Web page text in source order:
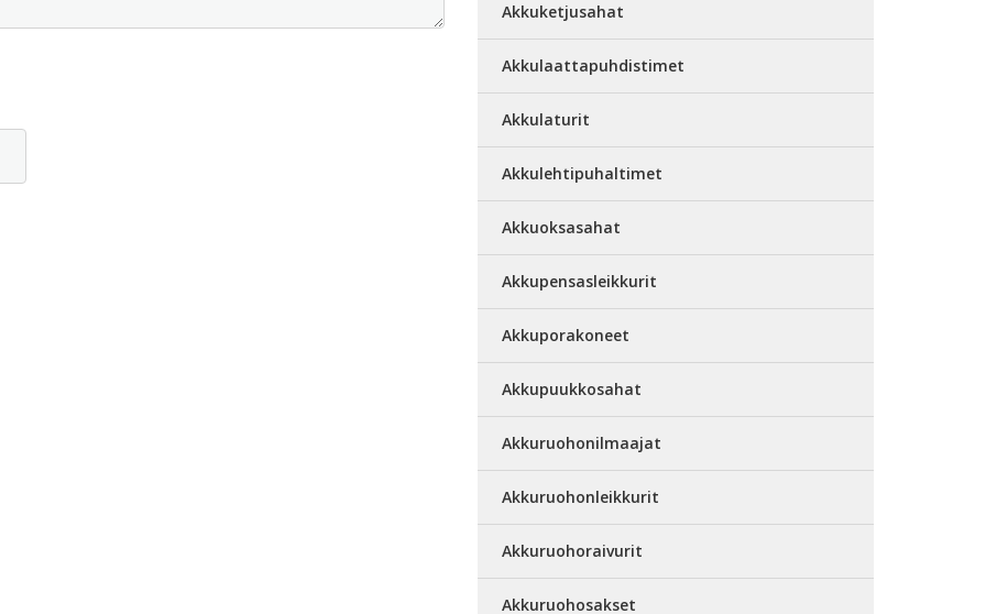
Akkuketjusahat
Akkulaattapuhdistimet
Akkulaturit
Akkulehtipuhaltimet
Akkuoksasahat
Akkupensasleikkurit
Akkuporakoneet
Akkupuukkosahat
Akkuruohonilmaajat
Akkuruohonleikkurit
Akkuruohoraivurit
Akkuruohosakset